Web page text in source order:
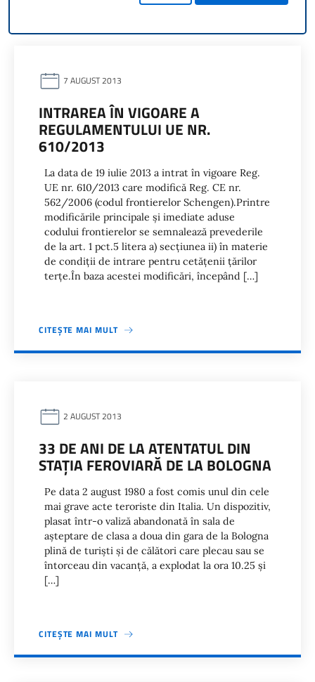
7 AUGUST 2013
INTRAREA ÎN VIGOARE A
REGULAMENTULUI UE NR.
610/2013
La data de 19 iulie 2013 a intrat în vigoare Reg.
UE nr. 610/2013 care modifică Reg. CE nr.
562/2006 (codul frontierelor Schengen).Printre
modificările principale şi imediate aduse
codului frontierelor se semnalează prevederile
de la art. 1 pct.5 litera a) secţiunea ii) în materie
de condiţii de intrare pentru cetăţenii ţărilor
terţe.În baza acestei modificări, începând […]
CITEȘTE MAI MULT
2 AUGUST 2013
33 DE ANI DE LA ATENTATUL DIN
STAŢIA FEROVIARĂ DE LA BOLOGNA
Pe data 2 august 1980 a fost comis unul din cele
mai grave acte teroriste din Italia. Un dispozitiv,
plasat într-o valiză abandonată în sala de
aşteptare de clasa a doua din gara de la Bologna
plină de turişti şi de călători care plecau sau se
întorceau din vacanţă, a explodat la ora 10.25 şi
[…]
CITEȘTE MAI MULT